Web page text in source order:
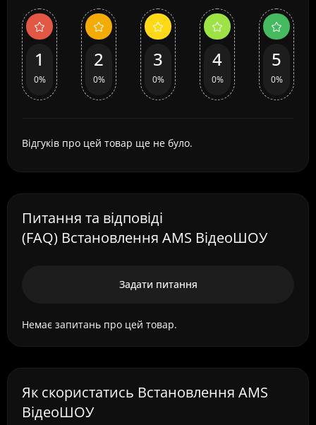
1
0%
2
0%
3
0%
4
0%
5
0%
Відгуків про цей товар ще не було.
Питання та відповіді
(FAQ) Встановлення AMS ВідеоШОУ
Задати питання
Немає запитань про цей товар.
Як скористатись Встановлення AMS
ВідеоШОУ